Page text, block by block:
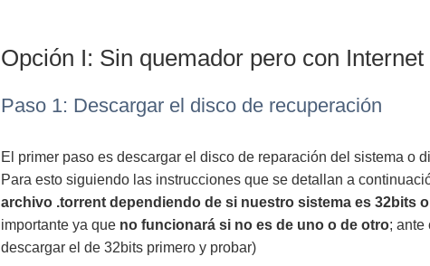
Opción I: Sin quemador pero con Internet
Paso 1: Descargar el disco de recuperación
El primer paso es descargar el disco de reparación del sistema o
Para esto siguiendo las instrucciones que se detallan a
archivo .torrent dependiendo de si nuestro sistema es 32bits
importante ya que no funcionará si no es de uno o de otro; ante
descargar el de 32bits primero y probar)